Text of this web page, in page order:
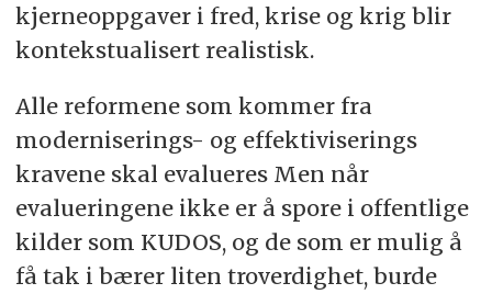
kjerneoppgaver i fred, krise og krig blir
kontekstualisert realistisk.
Alle reformene som kommer fra
moderniserings- og effektiviserings
kravene skal evalueres Men når
evalueringene ikke er å spore i offentlige
kilder som KUDOS, og de som er mulig å
få tak i bærer liten troverdighet, burde